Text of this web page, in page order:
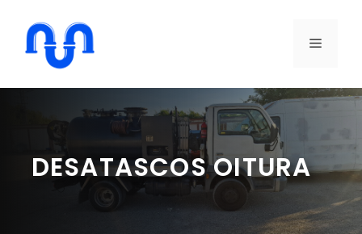
contenido
MENÚ
DESATASCOS OITURA